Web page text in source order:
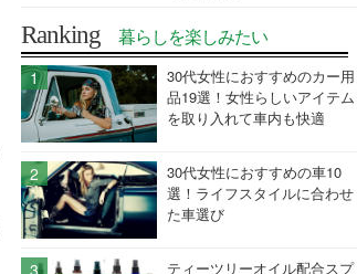
Ranking 暮らしを楽しみたい
30代女性におすすめのカー用
品19選！女性らしいアイテム
を取り入れて車内も快適
30代女性におすすめの車10
選！ライフスタイルに合わせ
た車選び
ティーツリーオイル配合スプ